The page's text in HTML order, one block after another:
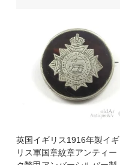
英国イギリス1916年製イギ
リス軍国章紋章アンティー